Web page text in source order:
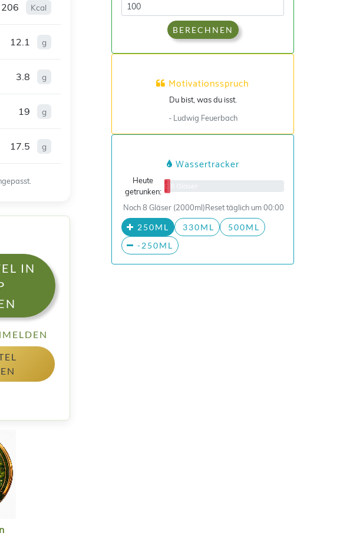
206 Kcal
12.1 g
3.8 g
19 g
17.5 g
IN
BERECHNEN
Motivationsspruch
Du bist, was du isst.
- Ludwig Feuerbach
Wassertracker
Heute
getrunken:
0/8 Gläser
Noch 8 Gläser (2000ml)Reset täglich um 00:00
250ML 330ML
500ML
-250ML